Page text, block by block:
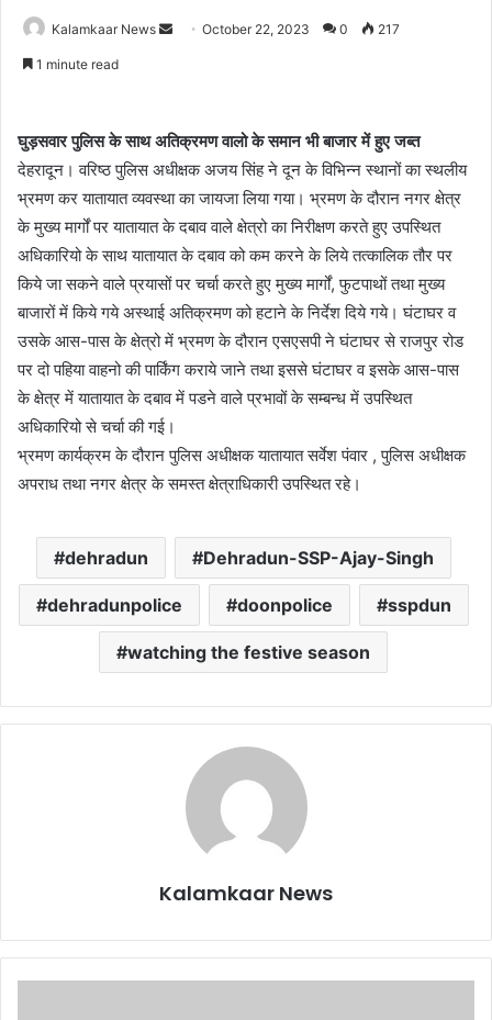
Kalamkaar News
a
n
i
October 22, 2023 0 217
1 minute read
घुड़सवार पुलिस के साथ अतिक्रमण वालो के समान भी बाजार में हुए जब्त
देहरादून। वरिष्ठ पुलिस अधीक्षक अजय सिंह ने दून के विभिन्न स्थानों का स्थलीय
भ्रमण कर यातायात व्यवस्था का जायजा लिया गया। भ्रमण के दौरान नगर क्षेत्र
के मुख्य मार्गों पर यातायात के दबाव वाले क्षेत्रो का निरीक्षण करते हुए उपस्थित
अधिकारियो के साथ यातायात के दबाव को कम करने के लिये तत्कालिक तौर पर
किये जा सकने वाले प्रयासों पर चर्चा करते हुए मुख्य मार्गों, फुटपाथों तथा मुख्य
बाजारों में किये गये अस्थाई अतिक्रमण को हटाने के निर्देश दिये गये। घंटाघर व
उसके आस-पास के क्षेत्रो में भ्रमण के दौरान एसएसपी ने घंटाघर से राजपुर रोड
पर दो पहिया वाहनो की पार्किंग कराये जाने तथा इससे घंटाघर व इसके आस-पास
के क्षेत्र में यातायात के दबाव में पडने वाले प्रभावों के सम्बन्ध में उपस्थित
अधिकारियो से चर्चा की गई।
भ्रमण कार्यक्रम के दौरान पुलिस अधीक्षक यातायात सर्वेश पंवार , पुलिस अधीक्षक
अपराध तथा नगर क्षेत्र के समस्त क्षेत्राधिकारी उपस्थित रहे।
dehradun Dehradun-SSP-Ajay-Singh
dehradunpolice doonpolice sspdun
watching the festive season
Kalamkaar News